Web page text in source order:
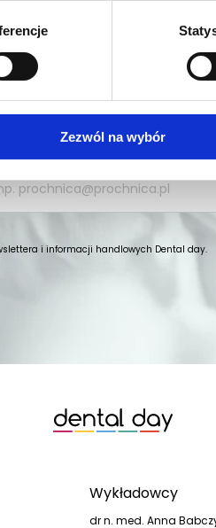
Zezwól na wybór
newsletterze
i innych wydarzeń.
MAIL
i informacji handlowych Dental day.
Wykładowcy
dr n. med. Anna